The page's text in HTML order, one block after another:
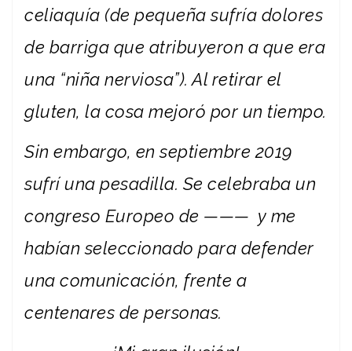
celiaquía (de pequeña sufría dolores
de barriga que atribuyeron a que era
una “niña nerviosa”). Al retirar el
gluten, la cosa mejoró por un tiempo.
Sin embargo, en septiembre 2019
sufrí una pesadilla. Se celebraba un
congreso Europeo de ——— y me
habían seleccionado para defender
una comunicación, frente a
centenares de personas.